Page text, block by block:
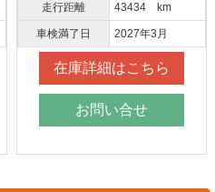
走行距離 43434 km
車検満了日 2027年3月
在庫詳細はこちら
お問い合せ